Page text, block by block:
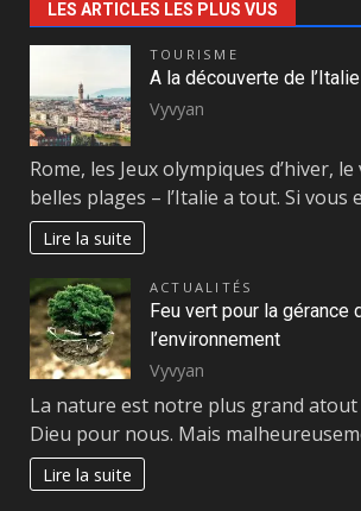
LES ARTICLES LES PLUS VUS
TOURISME
A la découverte de l’Italie
Vyvyan
Rome, les Jeux olympiques d’hiver,
belles plages – l’Italie a tout. Si vous
Lire la suite
ACTUALITÉS
Feu vert pour la gérance
l’environnement
Vyvyan
La nature est notre plus grand atout
Dieu pour nous. Mais
Lire la suite